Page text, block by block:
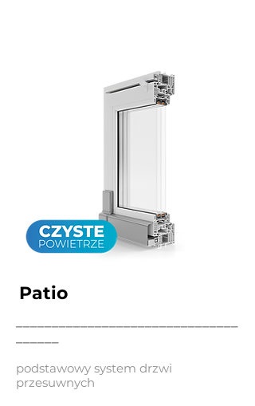
Patio
podstawowy system drzwi
przesuwnych